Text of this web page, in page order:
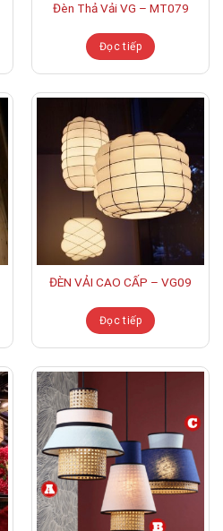
Đèn Thả Vải VG – MT079
Đọc tiếp
ĐÈN VẢI CAO CẤP – VG09
Đọc tiếp